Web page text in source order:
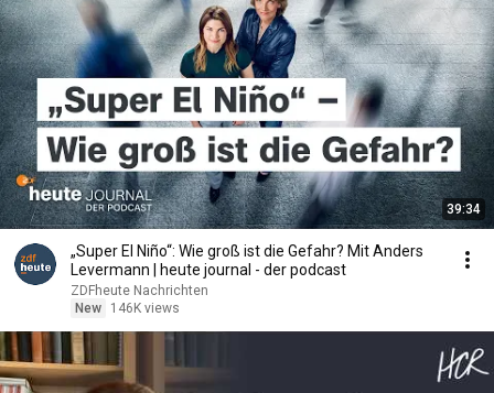
39:34
„Super El Niño“: Wie groß ist die Gefahr? Mit Anders
Levermann | heute journal - der podcast
ZDFheute Nachrichten
New
146K views